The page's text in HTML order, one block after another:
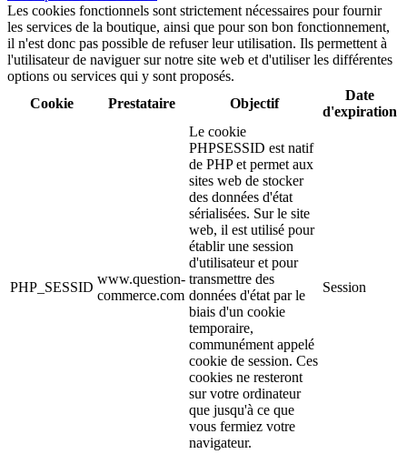
Les cookies fonctionnels sont strictement nécessaires pour fournir
les services de la boutique, ainsi que pour son bon fonctionnement,
il n'est donc pas possible de refuser leur utilisation. Ils permettent à
l'utilisateur de naviguer sur notre site web et d'utiliser les différentes
options ou services qui y sont proposés.
Cookie
Prestataire Objectif
Date
d'expiration
PHP_SESSID
www.question-
commerce.com
Le cookie
PHPSESSID est natif
de PHP et permet aux
sites web de stocker
des données d'état
sérialisées. Sur le site
web, il est utilisé pour
établir une session
d'utilisateur et pour
transmettre des
données d'état par le
biais d'un cookie
temporaire,
communément appelé
cookie de session. Ces
cookies ne resteront
sur votre ordinateur
que jusqu'à ce que
vous fermiez votre
navigateur.
Session